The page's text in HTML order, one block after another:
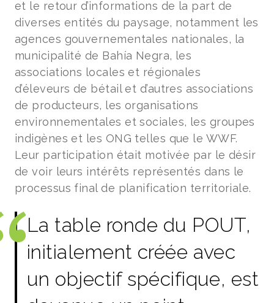
et le retour d’informations de la part de
diverses entités du paysage, notamment les
agences gouvernementales nationales, la
municipalité de Bahía Negra, les
associations locales et régionales
d’éleveurs de bétail et d’autres associations
de producteurs, les organisations
environnementales et sociales, les groupes
indigènes et les ONG telles que le WWF.
Leur participation était motivée par le désir
de voir leurs intérêts représentés dans le
processus final de planification territoriale.
La table ronde du POUT,
initialement créée avec
un objectif spécifique, est